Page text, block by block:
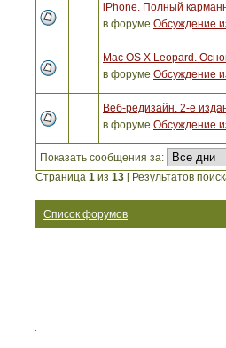
iPhone. Полный
в форуме Обсуждение
Mac OS X Leopard.
в форуме Обсуждение
Веб-редизайн. 2-е
в форуме Обсуждение
Показать сообщения за:
Страница 1 из 13 [ Результатов
Список форумов